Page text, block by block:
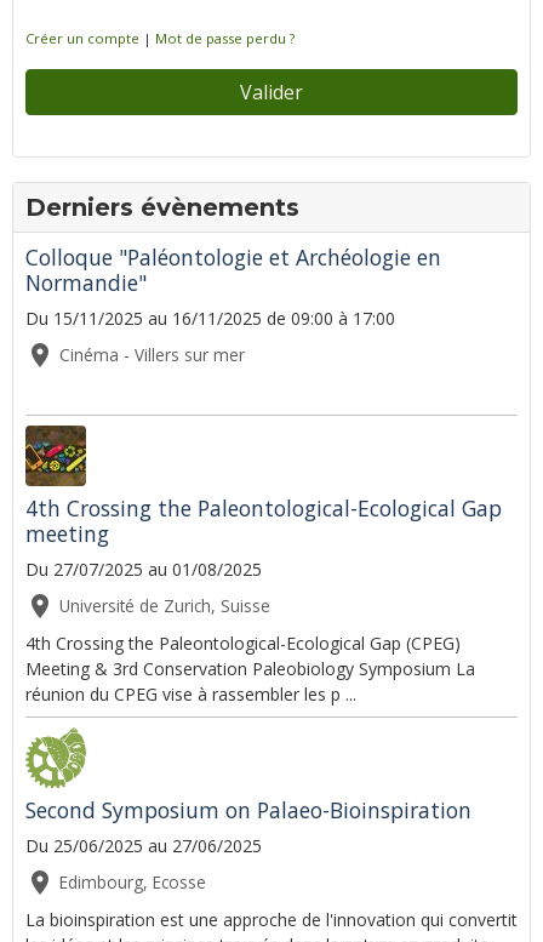
Créer un compte | Mot de passe perdu ?
Valider
Derniers évènements
Colloque "Paléontologie et Archéologie en
Normandie"
Du 15/11/2025 au 16/11/2025 de 09:00 à 17:00
Cinéma - Villers sur mer
4th Crossing the Paleontological-Ecological Gap
meeting
Du 27/07/2025 au 01/08/2025
Université de Zurich, Suisse
4th Crossing the Paleontological-Ecological Gap (CPEG)
Meeting & 3rd Conservation Paleobiology Symposium La
réunion du CPEG vise à rassembler les p ...
Second Symposium on Palaeo-Bioinspiration
Du 25/06/2025 au 27/06/2025
Edimbourg, Ecosse
La bioinspiration est une approche de l'innovation qui convertit